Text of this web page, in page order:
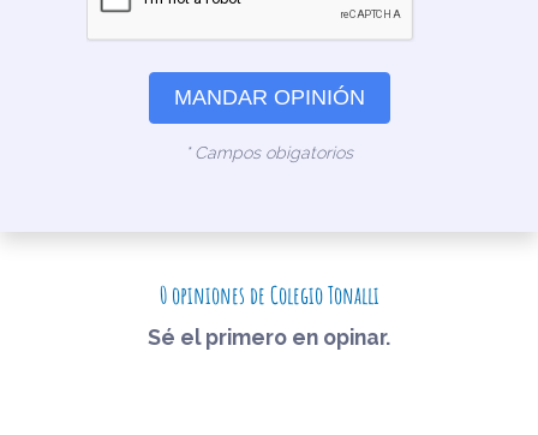
MANDAR OPINIÓN
* Campos obigatorios
0 opiniones de Colegio Tonalli
Sé el primero en opinar.